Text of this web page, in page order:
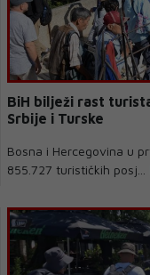
BiH bilježi rast
Srbije i Turske
Bosna i Hercegovina u
855.727 turističkih posj...